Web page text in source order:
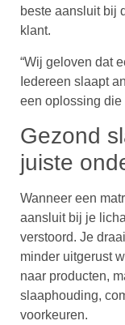
beste aansluit bij
klant.
“Wij geloven dat
Iedereen slaapt
een oplossing die
Gezond
juiste
Wanneer een
aansluit bij je
verstoord. Je
minder uitgerust
naar producten,
slaaphouding,
voorkeuren.